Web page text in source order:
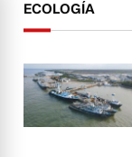
ECOLOGÍA